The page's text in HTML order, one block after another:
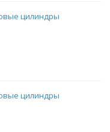
цилиндры
цилиндры